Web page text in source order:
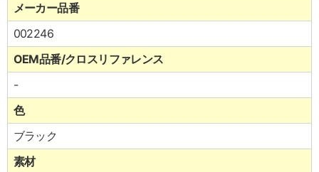
メーカー品番
002246
OEM品番/クロスリファレンス
-
色
ブラック
素材